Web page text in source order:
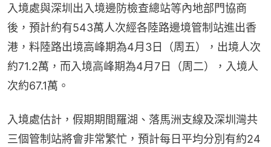
入境處與深圳出入境邊防檢查總站等內地部門協商
後，預計約有543萬人次經各陸路邊境管制站進出香
港，料陸路出境高峰期為4月3日（周五），出境人次
約71.2萬，而入境高峰期為4月7日（周二），入境人
次約67.1萬。
入境處估計，假期期間羅湖、落馬洲支線及深圳灣共
三個管制站將會非常繁忙，預計每日平均分別有約24